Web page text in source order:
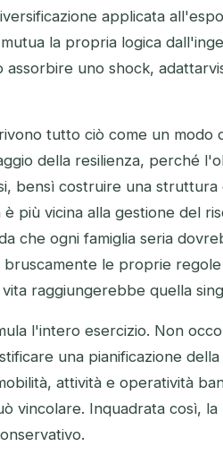
applicata
la propria logica
uno shock,
tutto ciò come un modo
della resilienza, perché
bensì costruire una struttura
è più vicina alla gestione del
che ogni famiglia seria
bruscamente le proprie
raggiungerebbe quella
l'intero esercizio. Non
una pianificazione
attività e operatività
vincolare. Inquadrata così,